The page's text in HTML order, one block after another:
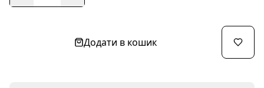
Додати в кошик